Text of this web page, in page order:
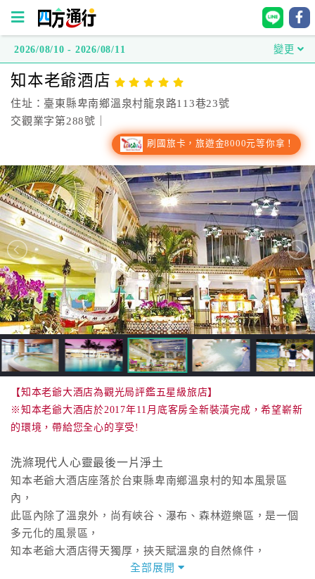
方
通
行
台
灣
訂
房
直
接
跟
飯
店
訂
房
HOT
特
色
民
宿
2026/08/10 - 2026/08/11 變更
知本老爺酒店
住址：臺東縣卑南鄉溫泉村龍泉路113巷23號
交觀業字第288號｜
刷國旅卡，旅遊金8000元等你拿！
【知本老爺大酒店為觀光局評鑑五星級旅店】
※知本老爺大酒店於2017年11月底客房全新裝潢完成，希望嶄新
的環境，帶給您全心的享受!
洗滌現代人心靈最後一片淨土
知本老爺大酒店座落於台東縣卑南鄉溫泉村的知本風景區
內，
此區內除了溫泉外，尚有峽谷、瀑布、森林遊樂區，是一個
多元化的風景區，
知本老爺大酒店得天獨厚，挾天賦溫泉的自然條件，
引進國際化休閒規劃理念，成為東台灣第一家國際級的溫泉
全部展開